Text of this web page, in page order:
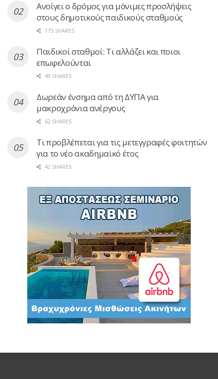
Ανοίγει ο δρόμος για μόνιμες προσλήψεις
στους δημοτικούς παιδικούς σταθμούς
175 SHARES
Παιδικοί σταθμοί: Τι αλλάζει και ποιοι
επωφελούνται
49 SHARES
Δωρεάν ένσημα από τη ΔΥΠΑ για
μακροχρόνια ανέργους
62 SHARES
Τι προβλέπεται για τις μετεγγραφές φοιτητών
για το νέο ακαδημαϊκό έτος
42 SHARES